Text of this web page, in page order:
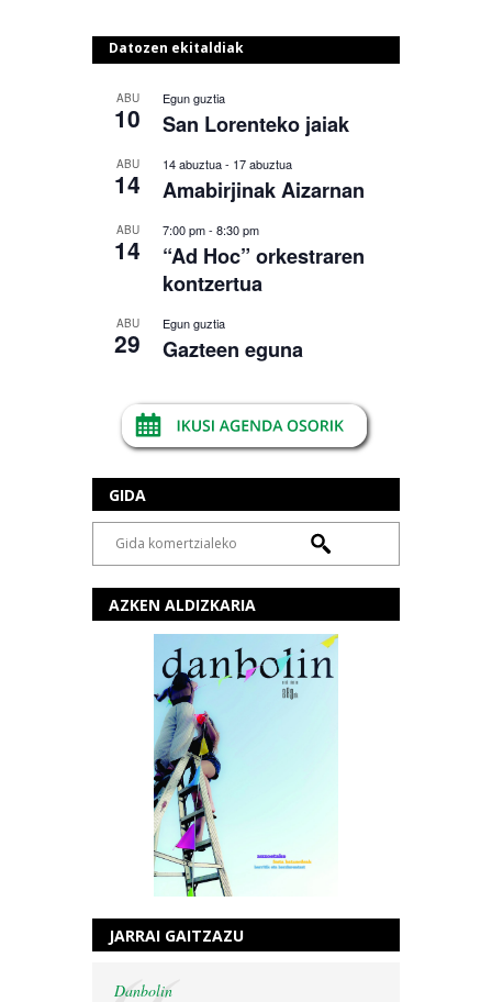
Datozen ekitaldiak
ABU
10
Egun guztia
San Lorenteko jaiak
ABU
14
14 abuztua- 17 abuztua
Amabirjinak Aizarnan
ABU
14
7:00 pm- 8:30 pm
“Ad Hoc” orkestraren
kontzertua
ABU
29
Egun guztia
Gazteen eguna
GIDA
AZKEN ALDIZKARIA
JARRAI GAITZAZU
Danbolin